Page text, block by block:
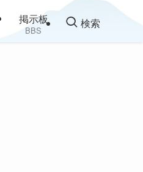
掲示板
BBS
検索